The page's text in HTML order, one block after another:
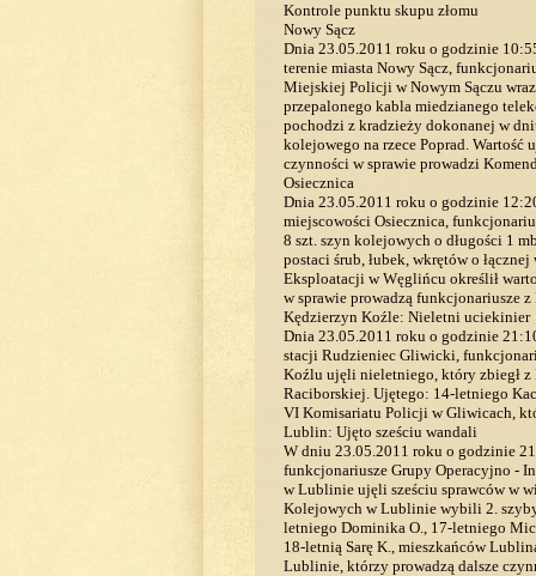
Kontrole punktu skupu złomu
Nowy Sącz
Dnia 23.05.2011 roku o godzinie
terenie miasta Nowy Sącz,
Miejskiej Policji w Nowym Sączu
przepalonego kabla miedzianego
pochodzi z kradzieży dokonanej w
kolejowego na rzece Poprad. Wartość
czynności w sprawie prowadzi
Osiecznica
Dnia 23.05.2011 roku o godzinie
miejscowości Osiecznica,
8 szt. szyn kolejowych o długości 1
postaci śrub, łubek, wkrętów o
Eksploatacji w Węglińcu określił
w sprawie prowadzą funkcjonariusze
Kędzierzyn Koźle: Nieletni uciekinier
Dnia 23.05.2011 roku o godzinie
stacji Rudzieniec Gliwicki,
Koźlu ujęli nieletniego, który zbiegł z
Raciborskiej. Ujętego: 14-letniego
VI Komisariatu Policji w Gliwicach,
Lublin: Ujęto sześciu wandali
W dniu 23.05.2011 roku o godzinie
funkcjonariusze Grupy Operacyjno -
w Lublinie ujęli sześciu sprawców w
Kolejowych w Lublinie wybili 2.
letniego Dominika O., 17-letniego
18-letnią Sarę K., mieszkańców
Lublinie, którzy prowadzą dalsze